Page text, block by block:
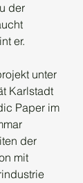
der
er.
unter
Karlstadt
Paper im
der
mit